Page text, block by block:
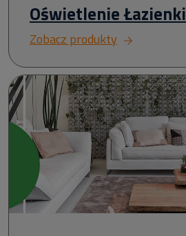
Oświetlenie Łazienki
Zobacz produkty